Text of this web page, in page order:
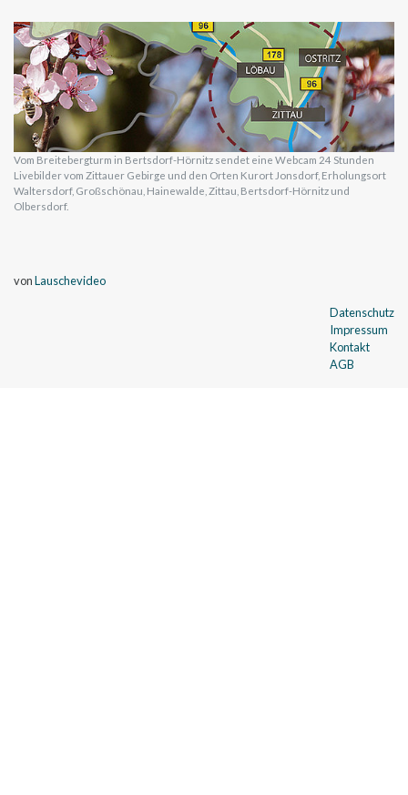
Vom Breitebergturm in Bertsdorf-Hörnitz sendet eine Webcam 24 Stunden
Livebilder vom Zittauer Gebirge und den Orten Kurort Jonsdorf, Erholungsort
Waltersdorf, Großschönau, Hainewalde, Zittau, Bertsdorf-Hörnitz und
Olbersdorf.
vonLauschevideo
Datenschutz
Impressum
Kontakt
AGB